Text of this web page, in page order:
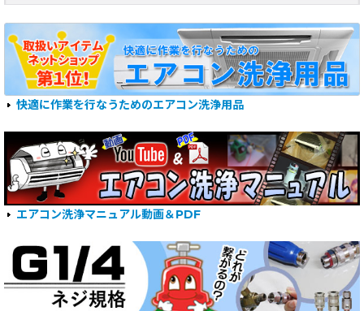
快適に作業を行なうためのエアコン洗浄用品
エアコン洗浄マニュアル動画＆PDF